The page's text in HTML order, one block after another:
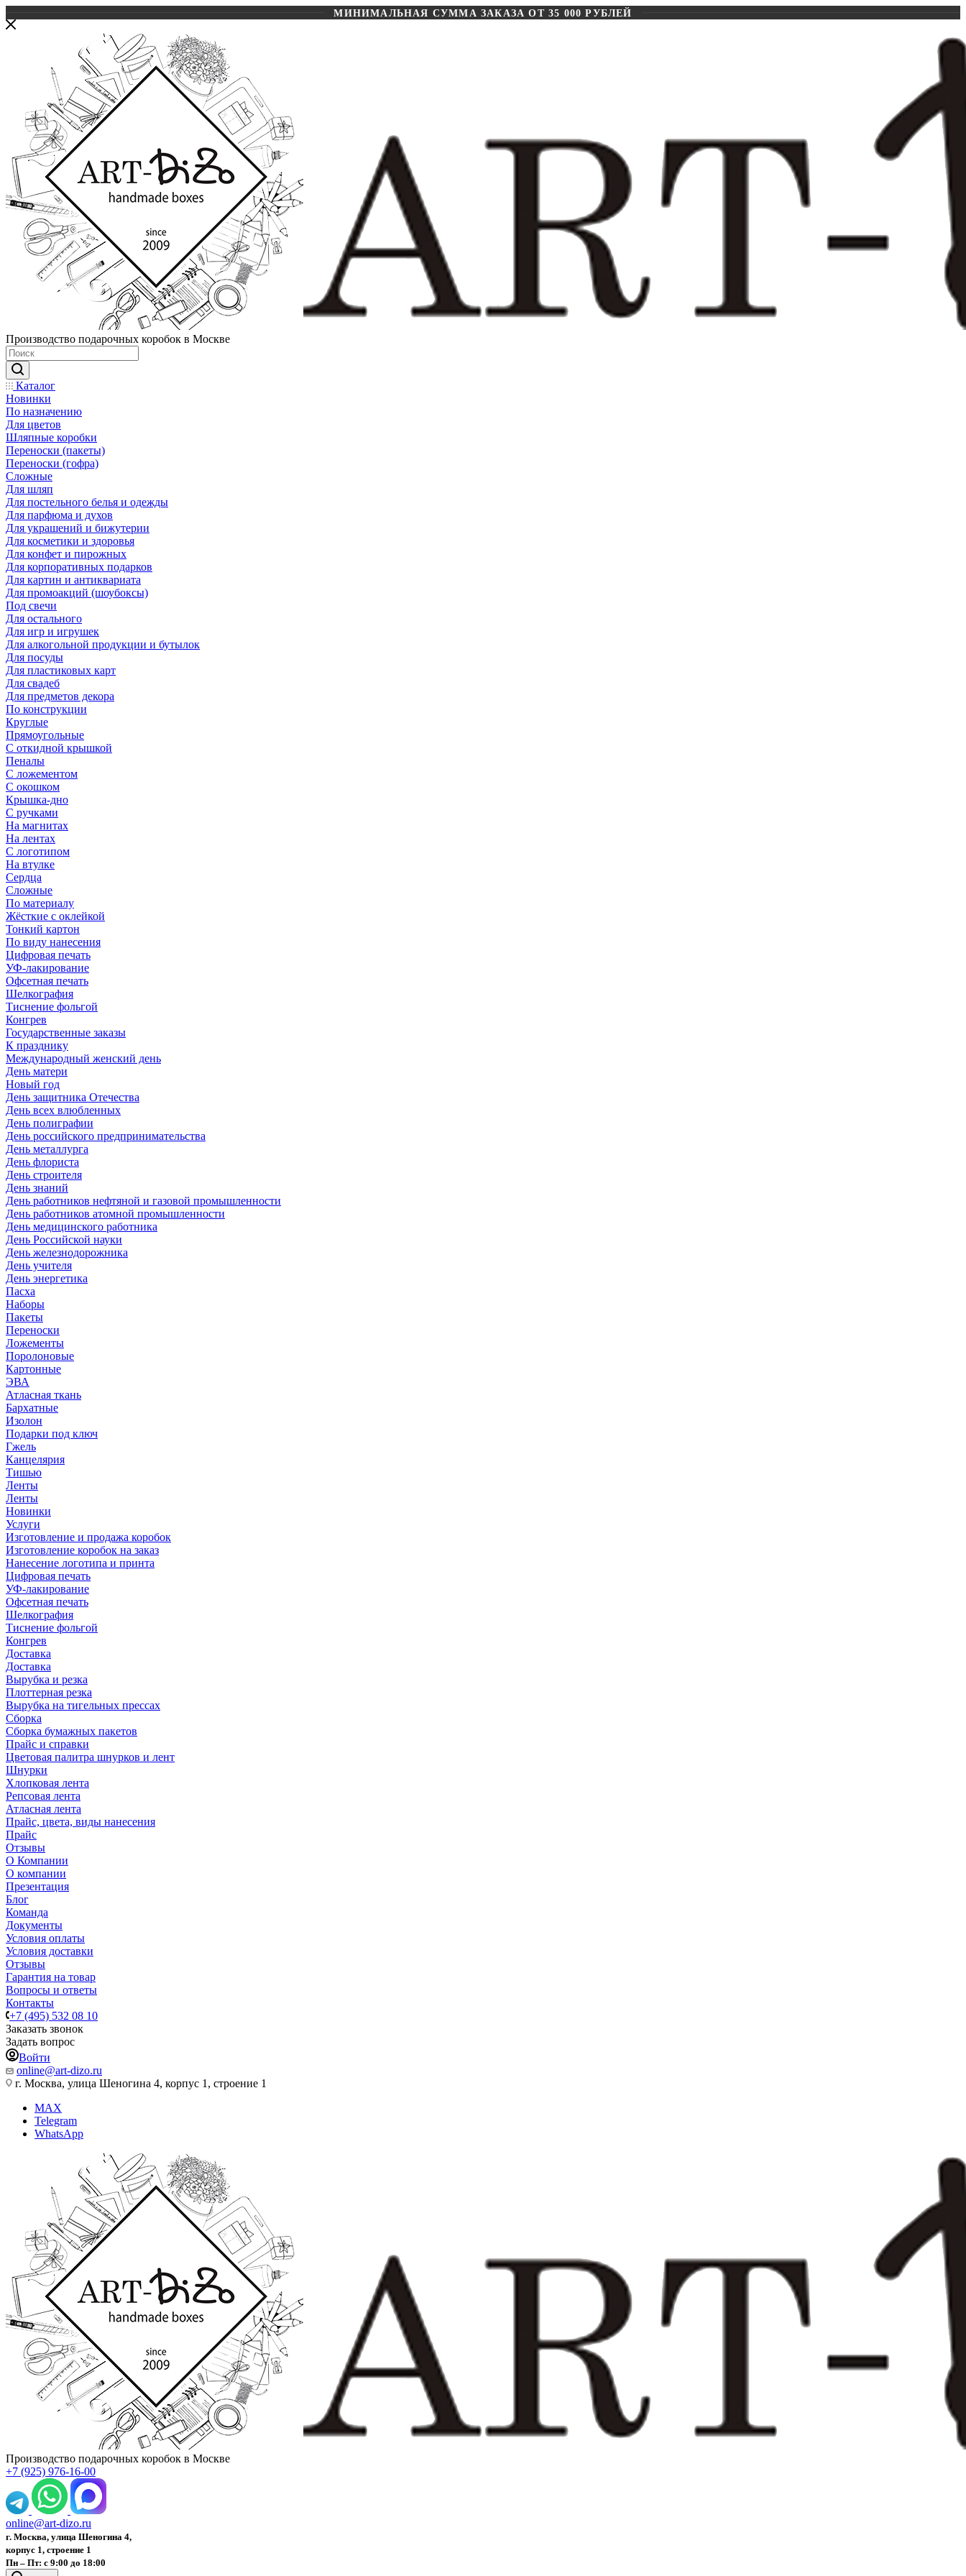
МИНИМАЛЬНАЯ СУММА ЗАКАЗА ОТ 35 000 РУБЛЕЙ
Производство подарочных коробок в Москве
Каталог
Новинки
По назначению
Для цветов
Шляпные коробки
Переноски (пакеты)
Переноски (гофра)
Сложные
Для шляп
Для постельного белья и одежды
Для парфюма и духов
Для украшений и бижутерии
Для косметики и здоровья
Для конфет и пирожных
Для корпоративных подарков
Для картин и антиквариата
Для промоакций (шоубоксы)
Под свечи
Для остального
Для игр и игрушек
Для алкогольной продукции и бутылок
Для посуды
Для пластиковых карт
Для свадеб
Для предметов декора
По конструкции
Круглые
Прямоугольные
С откидной крышкой
Пеналы
С ложементом
С окошком
Крышка-дно
С ручками
На магнитах
На лентах
С логотипом
На втулке
Сердца
Сложные
По материалу
Жёсткие с оклейкой
Тонкий картон
По виду нанесения
Цифровая печать
УФ-лакирование
Офсетная печать
Шелкография
Тиснение фольгой
Конгрев
Государственные заказы
К празднику
Международный женский день
День матери
Новый год
День защитника Отечества
День всех влюбленных
День полиграфии
День российского предпринимательства
День металлурга
День флориста
День строителя
День знаний
День работников нефтяной и газовой промышленности
День работников атомной промышленности
День медицинского работника
День Российской науки
День железнодорожника
День учителя
День энергетика
Пасха
Наборы
Пакеты
Переноски
Ложементы
Поролоновые
Картонные
ЭВА
Атласная ткань
Бархатные
Изолон
Подарки под ключ
Гжель
Канцелярия
Тишью
Ленты
Ленты
Новинки
Услуги
Изготовление и продажа коробок
Изготовление коробок на заказ
Нанесение логотипа и принта
Цифровая печать
УФ-лакирование
Офсетная печать
Шелкография
Тиснение фольгой
Конгрев
Доставка
Доставка
Вырубка и резка
Плоттерная резка
Вырубка на тигельных прессах
Сборка
Сборка бумажных пакетов
Прайс и справки
Цветовая палитра шнурков и лент
Шнурки
Хлопковая лента
Репсовая лента
Атласная лента
Прайс, цвета, виды нанесения
Прайс
Отзывы
О Компании
О компании
Презентация
Блог
Команда
Документы
Условия оплаты
Условия доставки
Отзывы
Гарантия на товар
Вопросы и ответы
Контакты
+7 (495) 532 08 10
Заказать звонок
Задать вопрос
Войти
online@art-dizo.ru
г. Москва, улица Шеногина 4, корпус 1, строение 1
MAX
Telegram
WhatsApp
Производство подарочных коробок в Москве
+7 (925) 976-16-00
online@art-dizo.ru
г. Москва, улица Шеногина 4,
корпус 1, строение 1
Пн – Пт: с 9:00 до 18:00